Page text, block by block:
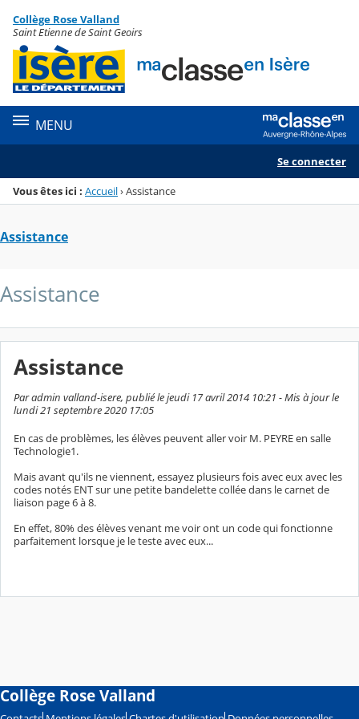
Menu de la rubrique
Contenu
Collège Rose Valland
Saint Etienne de Saint Geoirs
MENU
Se connecter
Vous êtes ici : Accueil›Assistance
Assistance
Assistance
Assistance
Par admin valland-isere, publié le jeudi 17 avril 2014 10:21 - Mis à jour le
lundi 21 septembre 2020 17:05
En cas de problèmes, les élèves peuvent aller voir M. PEYRE en salle
Technologie1.
Mais avant qu'ils ne viennent, essayez plusieurs fois avec eux avec les
codes notés ENT sur une petite bandelette collée dans le carnet de
liaison page 6 à 8.
En effet, 80% des élèves venant me voir ont un code qui fonctionne
parfaitement lorsque je le teste avec eux...
Collège Rose Valland